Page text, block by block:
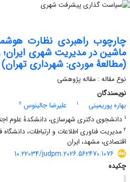
چارچوب راهبردی نظارت
ماشین در مدیریت شهری ایران؛
(مطالعۀ موردی: شهرداری تهران)
نوع مقاله : مقاله پژوهشی
نویسندگان
بهاره پوریمینی
1 علیرضا جالینوس 2
1 دانشجوی دکتری شهرسازی، دانشکدۀ علوم
2 مدیریت فناوری اطلاعات و ارتباطات،
اقتصادی، مشهد، ایران
10.22034/judpm.2026.562470.1076
چکیده